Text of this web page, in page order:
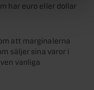
har euro eller dollar
att marginalerna
säljer sina varor i
vanliga